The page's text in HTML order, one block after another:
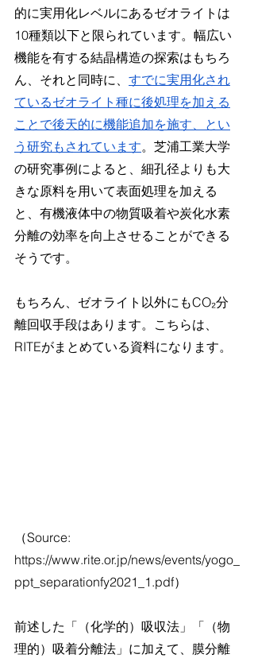
的に実用化レベルにあるゼオライトは
10種類以下と限られています。幅広い
機能を有する結晶構造の探索はもちろ
ん、それと同時に、 すでに実用化され
ているゼオライト種に後処理を加える
ことで後天的に機能追加を施す、とい
う研究もされています。芝浦工業大学
の研究事例によると、細孔径よりも大
きな原料を用いて表面処理を加える
と、有機液体中の物質吸着や炭化水素
分離の効率を向上させることができる
そうです。
もちろん、ゼオライト以外に​​もCO₂分
離回収手段はあります。こちらは、
RITEがまとめている資料になります。
（Source:
https://www.rite.or.jp/news/events/yogo_
ppt_separationfy2021_1.pdf）
前述した「（化学的）吸収法」「（物
理的）吸着分離法」に加えて、膜分離